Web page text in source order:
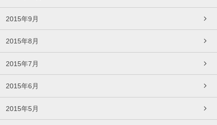
2015年9月
2015年8月
2015年7月
2015年6月
2015年5月